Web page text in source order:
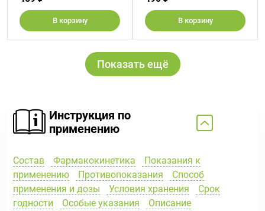
В корзину В корзину
Показать ещё
Инструкция по
применению
Состав Фармакокинетика
Показания к
применению
Противопоказания
Способ
применения и дозы
Условия хранения
Срок
годности
Особые указания
Описание